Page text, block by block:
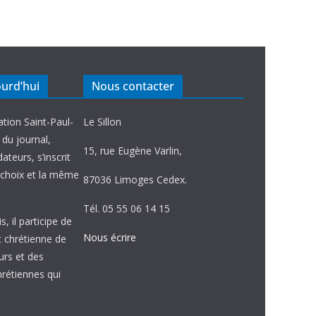
Saint-Paul-
journal,
s’inscrit
et la même
il participe de
chrétienne de
et des
qui
Nous contacter
Le Sillon
15, rue Eugène Varlin,
87036 Limoges Cedex.
Tél. 05 55 06 14 15
Nous écrire